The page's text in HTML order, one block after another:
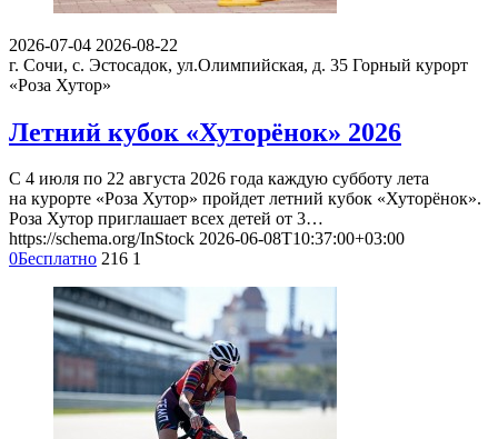
2026-07-04 2026-08-22
г. Сочи, с. Эстосадок, ул.Олимпийская, д. 35 Горный курорт
«Роза Хутор»
Летний кубок «Хуторёнок» 2026
С 4 июля по 22 августа 2026 года каждую субботу лета
на курорте «Роза Хутор» пройдет летний кубок «Хуторёнок».
Роза Хутор приглашает всех детей от 3…
https://schema.org/InStock 2026-06-08T10:37:00+03:00
0Бесплатно 216 1